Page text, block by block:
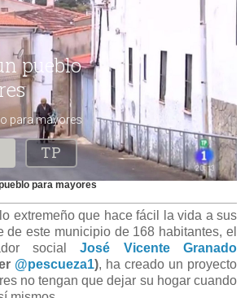
para mayores
extremeño que hace fácil la vida a sus
de este municipio de 168 habitantes, el
socialJosé Vicente Granado
@pescueza1), ha creado un proyecto
no tengan que dejar su hogar cuando